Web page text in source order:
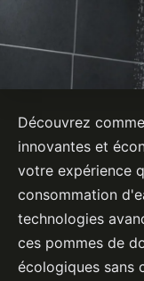
Découvrez
innovantes et
votre expérience
consommation
technologies
ces pommes de
écologiques sans